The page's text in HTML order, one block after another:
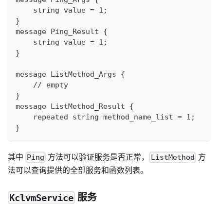
    string value = 1;
}
message Ping_Result {
    string value = 1;
}
message ListMethod_Args {
    // empty
}
message ListMethod_Result {
    repeated string method_name_list = 1;
}
其中 Ping 方法可以验证服务是否正常， ListMethod 方
法可以查询提供的全部服务和函数列表。
KclvmService 服务